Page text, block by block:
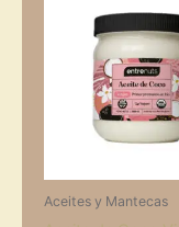
Aceites y Mantecas